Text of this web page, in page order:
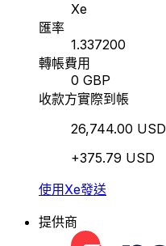
Xe
匯率
1.337200
轉帳費用
0 GBP
收款方實際到帳
26,744.00 USD
+375.79 USD
使用Xe發送
提供商